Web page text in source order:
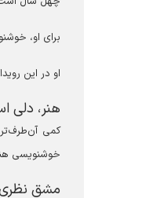
برای او،
او در این
هنر، دلی
کمی
خوشنویسی
مشق